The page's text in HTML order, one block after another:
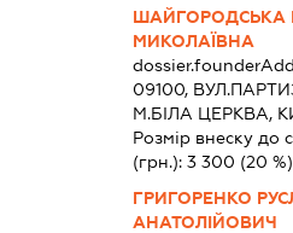
ШАЙГОРОДСЬКА
МИКОЛАЇВНА
09100,
М.БІЛА ЦЕРКВА,
Розмір внеску до
(грн.):3 300 (20 %)
ГРИГОРЕНКО
АНАТОЛІЙОВИЧ